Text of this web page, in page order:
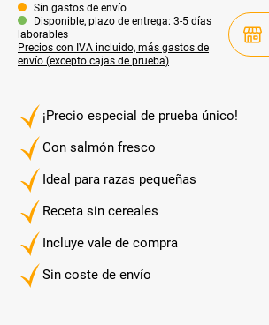
¡Precio especial de prueba único!
Con salmón fresco
Ideal para razas pequeñas
Receta sin cereales
Incluye vale de compra
Sin coste de envío
Sin gastos de envío
Disponible, plazo de entrega: 3-5 días
laborables
Precios con IVA incluido, más gastos de
envío (excepto cajas de prueba)